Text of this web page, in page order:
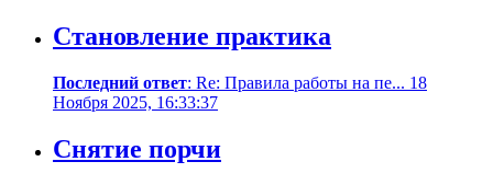
Становление практика
Последний ответ: Re: Правила работы на пе... 18
Ноября 2025, 16:33:37
Снятие порчи